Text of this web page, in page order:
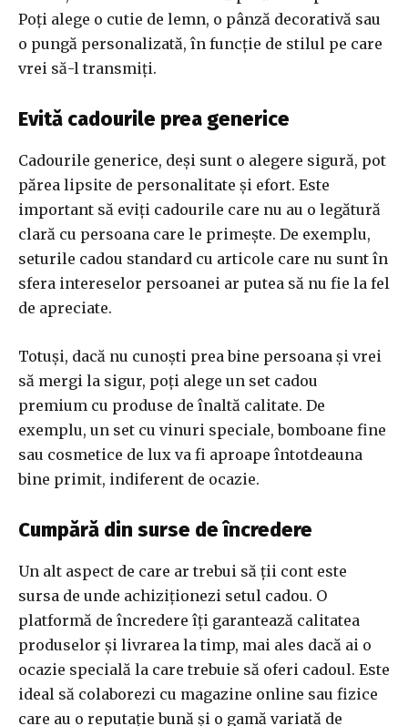
Poți alege o cutie de lemn, o pânză decorativă sau
o pungă personalizată, în funcție de stilul pe care
vrei să-l transmiți.
Evită cadourile prea generice
Cadourile generice, deși sunt o alegere sigură, pot
părea lipsite de personalitate și efort. Este
important să eviți cadourile care nu au o legătură
clară cu persoana care le primește. De exemplu,
seturile cadou standard cu articole care nu sunt în
sfera intereselor persoanei ar putea să nu fie la fel
de apreciate.
Totuși, dacă nu cunoști prea bine persoana și vrei
să mergi la sigur, poți alege un set cadou
premium cu produse de înaltă calitate. De
exemplu, un set cu vinuri speciale, bomboane fine
sau cosmetice de lux va fi aproape întotdeauna
bine primit, indiferent de ocazie.
Cumpără din surse de încredere
Un alt aspect de care ar trebui să ții cont este
sursa de unde achiziționezi setul cadou. O
platformă de încredere îți garantează calitatea
produselor și livrarea la timp, mai ales dacă ai o
ocazie specială la care trebuie să oferi cadoul. Este
ideal să colaborezi cu magazine online sau fizice
care au o reputație bună și o gamă variată de